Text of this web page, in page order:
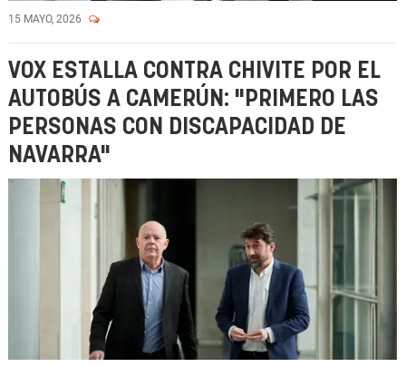
15 MAYO, 2026
VOX ESTALLA CONTRA CHIVITE POR EL
AUTOBÚS A CAMERÚN: "PRIMERO LAS
PERSONAS CON DISCAPACIDAD DE
NAVARRA"